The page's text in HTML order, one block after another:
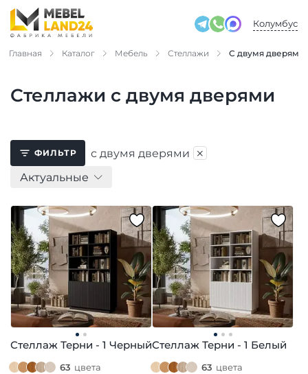
Колумбус
Главная Каталог Мебель Стеллажи С двумя дверями
Стеллажи с двумя дверями
ФИЛЬТР с двумя дверями ×
Актуальные
Стеллаж Терни - 1 Черный
63 цвета
Стеллаж Терни - 1 Белый
63 цвета